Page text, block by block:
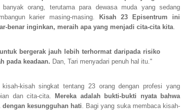
orang, terutama para dewasa muda yang sedang
karier masing-masing. Kisah 23 Episentrum ini
benar inginkan, meraih apa yang menjadi cita-cita kita.
bergerak jauh lebih terhormat daripada risiko
pada keadaan. Dan, Tari menyadari penuh hal itu."
kisah-kisah singkat tentang 23 orang dengan profesi yang
dan cita-cita.
Mereka adalah bukti-bukti nyata bahwa
kesungguhan hati. Bagi yang suka membaca kisah-